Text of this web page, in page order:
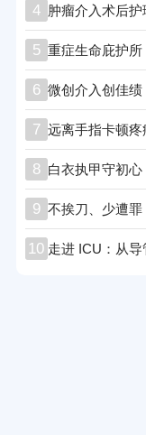
4
5
6
7
8 白衣执甲守初
9
10 走进 ICU：从